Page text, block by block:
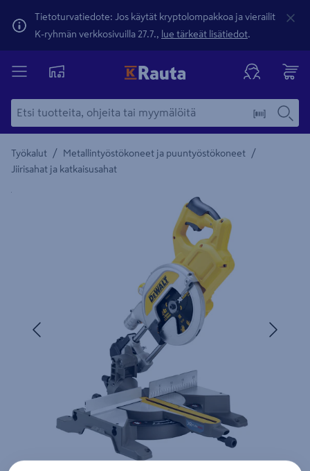
Tietoturvatiedote: Jos käytät kryptolompakkoa ja vierailit
K-ryhmän verkkosivuilla 27.7., lue tärkeät lisätiedot.
Työkalut / Metallintyöstökoneet ja puuntyöstökoneet /
Jiirisahat ja katkaisusahat
Yksityiskohtainen kuvaus löytyy Tuotteen kuvaus -